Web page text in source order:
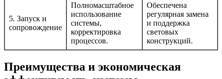
5. Запуск и
сопровождение
Полномасштабное
использование
системы,
корректировка
процессов.
Обеспечена
регулярная замена
и поддержка
световых
конструкций.
Преимущества и экономическая